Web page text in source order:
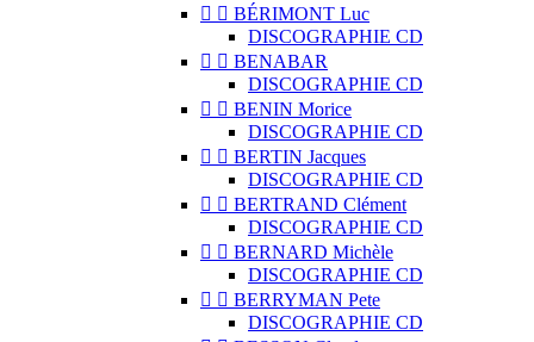
  BÉRIMONT Luc
DISCOGRAPHIE CD
  BENABAR
DISCOGRAPHIE CD
  BENIN Morice
DISCOGRAPHIE CD
  BERTIN Jacques
DISCOGRAPHIE CD
  BERTRAND Clément
DISCOGRAPHIE CD
  BERNARD Michèle
DISCOGRAPHIE CD
  BERRYMAN Pete
DISCOGRAPHIE CD